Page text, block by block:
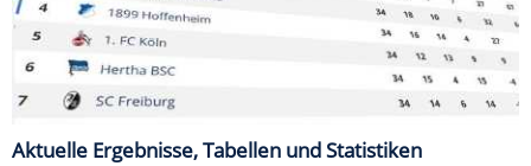
Aktuelle Ergebnisse, Tabellen und Statistiken